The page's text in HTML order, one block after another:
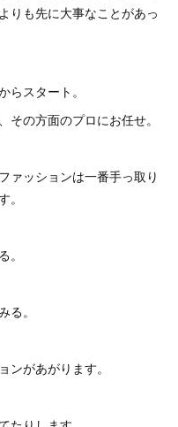
りも先に大事なことがあっ
らスタート。
その方面のプロにお任せ。
ァッションは一番手っ取り
。
。
る。
ンがあがります。